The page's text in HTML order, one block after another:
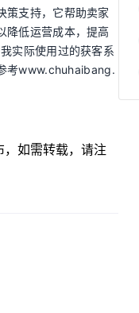
策支持，它帮助卖家
降低运营成本，提高
实际使用过的获客系
考www.chuhaibang.
，如需转载，请注